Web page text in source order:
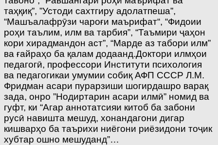
таҳқиқ”, ”Устоди сахтгиру адолатпеша”,
“Машъалафрӯзи чароғи маърифат“, “Фидоии
роҳи таълим, илм ва тарбия”, “Таъмири ҷаҳон
кори хирадмандон аст”, “Марде аз табори илм”
ва ғайраҳо ба қалам додаанд.Доктори илмҳои
педагогӣ, профессори Институти психология
ва педагогикаи умумии собиқ АФП СССР Л.М.
Фридман асари пурарзиши шогирдашро варақ
зада, онро ”Нодиртарин асари илмӣ” номид ва
гуфт, ки “Агар аннотатсияи китоб ба забони
русӣ навишта мешуд, хонандагони дигар
кишварҳо ба таърихи ниёгони риёзидони тоҷик
хубтар ошно мешуданд”…